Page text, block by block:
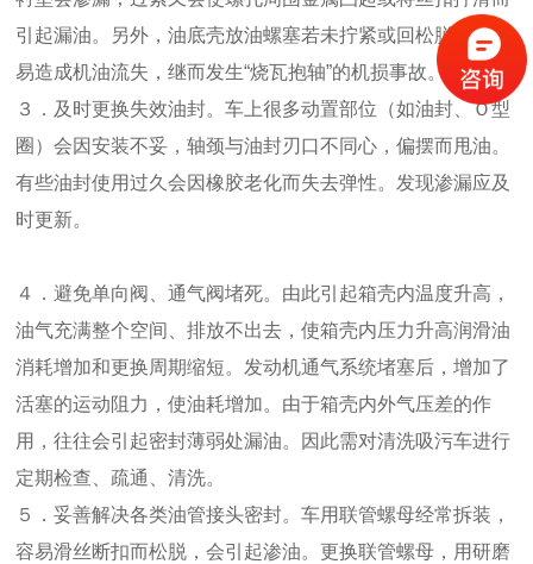
引起漏油。另外，油底壳放油螺塞若未拧紧或回松脱落，容
易造成机油流失，继而发生“烧瓦抱轴”的机损事故。
３．及时更换失效油封。车上很多动置部位（如油封、Ｏ型
圈）会因安装不妥，轴颈与油封刃口不同心，偏摆而甩油。
有些油封使用过久会因橡胶老化而失去弹性。发现渗漏应及
时更新。
４．避免单向阀、通气阀堵死。由此引起箱壳内温度升高，
油气充满整个空间、排放不出去，使箱壳内压力升高润滑油
消耗增加和更换周期缩短。发动机通气系统堵塞后，增加了
活塞的运动阻力，使油耗增加。由于箱壳内外气压差的作
用，往往会引起密封薄弱处漏油。因此需对清洗吸污车进行
定期检查、疏通、清洗。
５．妥善解决各类油管接头密封。车用联管螺母经常拆装，
容易滑丝断扣而松脱，会引起渗油。更换联管螺母，用研磨